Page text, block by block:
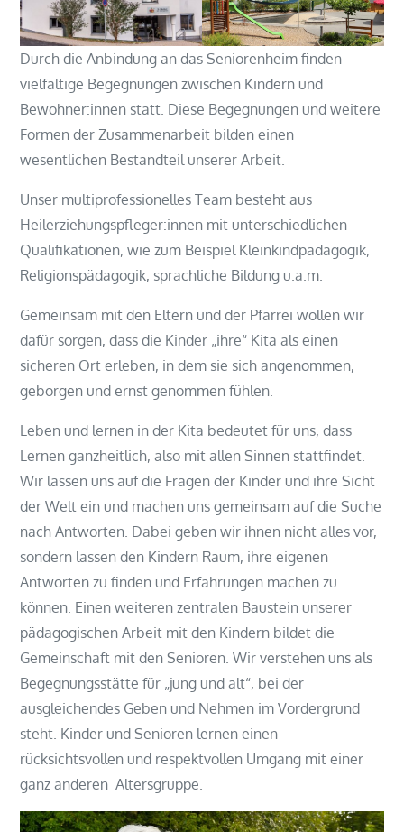
Durch die Anbindung an das Seniorenheim finden
vielfältige Begegnungen zwischen Kindern und
Bewohner:innen statt. Diese Begegnungen und weitere
Formen der Zusammenarbeit bilden einen
wesentlichen Bestandteil unserer Arbeit.
Unser multiprofessionelles Team besteht aus
Heilerziehungspfleger:innen mit unterschiedlichen
Qualifikationen, wie zum Beispiel Kleinkindpädagogik,
Religionspädagogik, sprachliche Bildung u.a.m.
Gemeinsam mit den Eltern und der Pfarrei wollen wir
dafür sorgen, dass die Kinder „ihre“ Kita als einen
sicheren Ort erleben, in dem sie sich angenommen,
geborgen und ernst genommen fühlen.
Leben und lernen in der Kita bedeutet für uns, dass
Lernen ganzheitlich, also mit allen Sinnen stattfindet.
Wir lassen uns auf die Fragen der Kinder und ihre Sicht
der Welt ein und machen uns gemeinsam auf die Suche
nach Antworten. Dabei geben wir ihnen nicht alles vor,
sondern lassen den Kindern Raum, ihre eigenen
Antworten zu finden und Erfahrungen machen zu
können. Einen weiteren zentralen Baustein unserer
pädagogischen Arbeit mit den Kindern bildet die
Gemeinschaft mit den Senioren. Wir verstehen uns als
Begegnungsstätte für „jung und alt“, bei der
ausgleichendes Geben und Nehmen im Vordergrund
steht. Kinder und Senioren lernen einen
rücksichtsvollen und respektvollen Umgang mit einer
ganz anderen Altersgruppe.